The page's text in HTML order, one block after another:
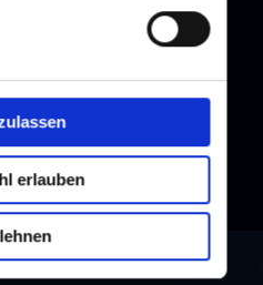
erlauben
and stay up to date!